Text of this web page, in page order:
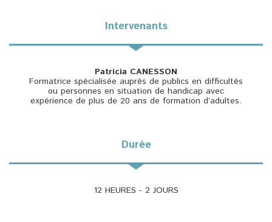
Intervenants
Patricia CANESSON
Formatrice spécialisée auprès de publics en difficultés
ou personnes en situation de handicap avec
expérience de plus de 20 ans de formation d’adultes.
Durée
12 HEURES - 2 JOURS